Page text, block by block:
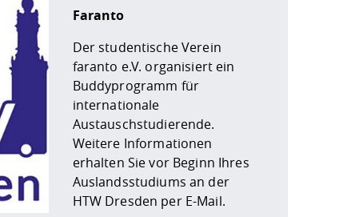
Faranto
Der studentische Verein
faranto e.V. organisiert ein
Buddyprogramm für
internationale
Austauschstudierende.
Weitere Informationen
erhalten Sie vor Beginn Ihres
Auslandsstudiums an der
HTW Dresden per E-Mail.